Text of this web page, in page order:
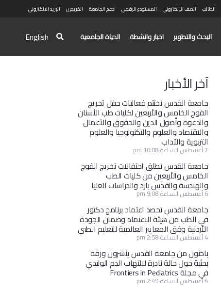
الطالب الصف الإلكتروني المستودع الرقمي ادعم الجامعة الخريجين البريد الالكتروني
البحث والتطوير اخبار وانشطة الحياة الجامعية English
آخر الأخبار
جامعة القدس تختتم فعاليات حفل تخريج
الفوج الخامس والأربعين لكليات طب الأسنان
والدعوة وأصول الدين والحقوق والأعمال
والاقتصاد والعلوم والتكنولوجيا والعلوم
التربوية والآداب
7 أغسطس الساعة 10:08 pm
جامعة القدس تطلق احتفالات تخريج الفوج
الخامس والأربعين من كليات الطب
والهندسة والقدس بارد والدراسات العليا
6 أغسطس الساعة 9:08 pm
جامعة القدس تحصد اعتماد برنامج دكتور
في الطب من هيئة الاعتماد وضمان الجودة
الأردنية وفق المعايير العالمية للتعليم الطبي
4 أغسطس الساعة 2:58 pm
باحثون من جامعة القدس ينشرون ورقة
بحثية حول حالة نادرة لالتهاب الدم الوليدي
في مجلة Frontiers in Pediatrics
4 أغسطس الساعة 2:49 pm